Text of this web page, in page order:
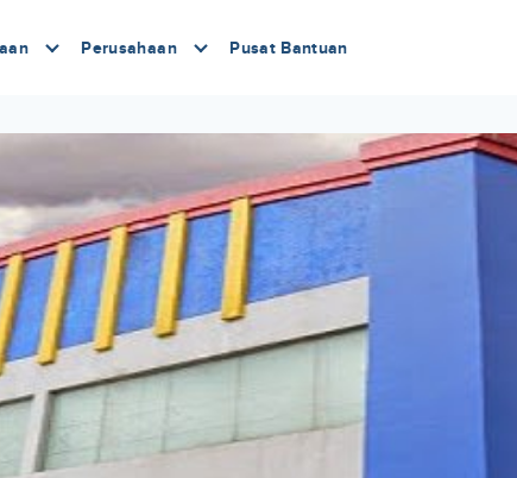
Perusahaan Pusat Bantuan